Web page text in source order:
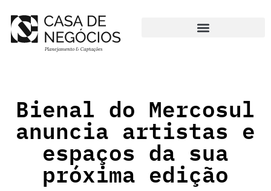
Pular
Bienal do Mercosul
anuncia artistas e
espaços da sua
próxima edição